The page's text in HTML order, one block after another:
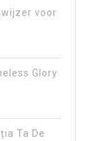
voor
Glory
Ta De